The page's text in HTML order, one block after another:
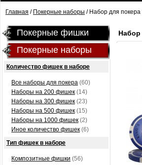
Главная / Покерные наборы / Набор для
Покерные фишки
Покерные наборы
Количество фишек в наборе
Все наборы для покера (60)
Наборы на 200 фишек (14)
Наборы на 300 фишек (23)
Наборы на 500 фишек (15)
Наборы на 1000 фишек (2)
Иное количество фишек (6)
Тип фишек в наборе
Композитные фишки (56)
Набор